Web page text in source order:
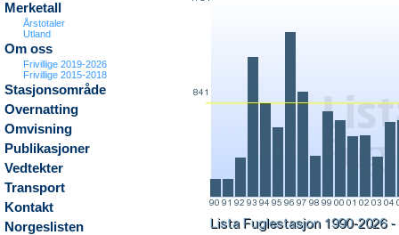
Merketall
Årstotaler
Utland
Om oss
Frivillige 2019-2026
Frivillige 2015-2018
Stasjonsområde
Overnatting
Omvisning
Publikasjoner
Vedtekter
Transport
Kontakt
Norgeslisten